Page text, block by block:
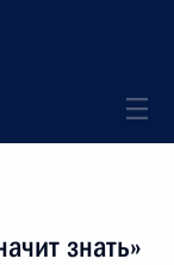
знать»